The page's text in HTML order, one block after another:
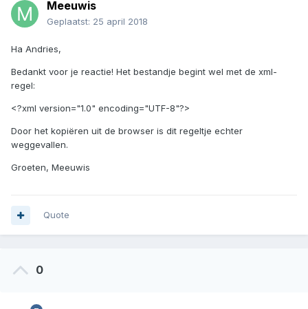
Meeuwis
Geplaatst: 25 april 2018
Ha Andries,
Bedankt voor je reactie! Het bestandje begint wel met de xml-
regel:
<?xml version="1.0" encoding="UTF-8"?>
Door het kopiëren uit de browser is dit regeltje echter
weggevallen.
Groeten, Meeuwis
Quote
0